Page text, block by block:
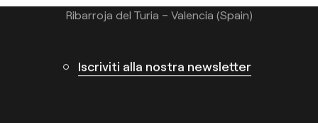
Ribarroja del Turia – Valencia (Spain)
Iscriviti alla nostra newsletter